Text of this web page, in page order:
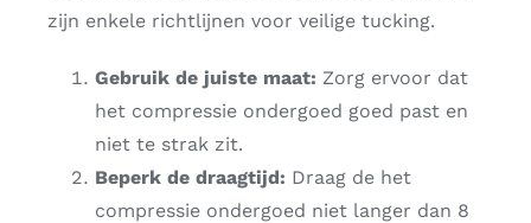
zijn enkele richtlijnen voor veilige tucking.
Gebruik de juiste maat: Zorg ervoor dat
het compressie ondergoed goed past en
niet te strak zit.
Beperk de draagtijd: Draag de het
compressie ondergoed niet langer dan 8